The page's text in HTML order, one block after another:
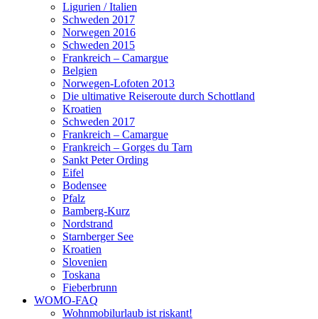
Ligurien / Italien
Schweden 2017
Norwegen 2016
Schweden 2015
Frankreich – Camargue
Belgien
Norwegen-Lofoten 2013
Die ultimative Reiseroute durch Schottland
Kroatien
Schweden 2017
Frankreich – Camargue
Frankreich – Gorges du Tarn
Sankt Peter Ording
Eifel
Bodensee
Pfalz
Bamberg-Kurz
Nordstrand
Starnberger See
Kroatien
Slovenien
Toskana
Fieberbrunn
WOMO-FAQ
Wohnmobilurlaub ist riskant!